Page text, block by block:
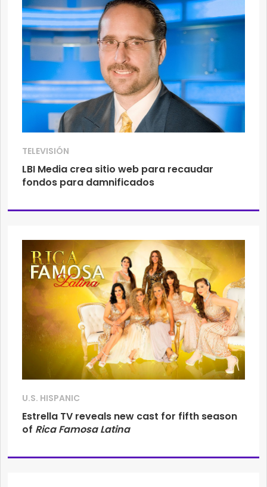
TELEVISIÓN
LBI Media crea sitio web para recaudar
fondos para damnificados
U.S. HISPANIC
Estrella TV reveals new cast for fifth season
of Rica Famosa Latina